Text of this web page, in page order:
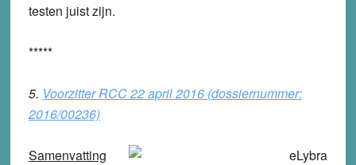
testen juist zijn.
*****
5. Voorzitter RCC 22 april 2016 (dossiernummer:
2016/00236)
Samenvatting